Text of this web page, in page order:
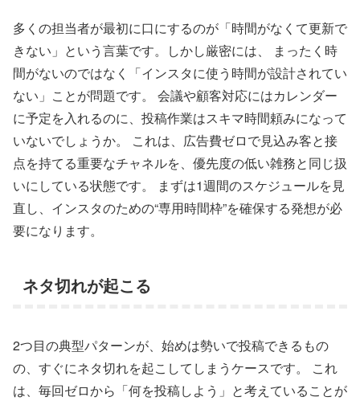
多くの担当者が最初に口にするのが「時間がなくて更新で
きない」という言葉です。しかし厳密には、 まったく時
間がないのではなく「インスタに使う時間が設計されてい
ない」ことが問題です。 会議や顧客対応にはカレンダー
に予定を入れるのに、投稿作業はスキマ時間頼みになって
いないでしょうか。 これは、広告費ゼロで見込み客と接
点を持てる重要なチャネルを、優先度の低い雑務と同じ扱
いにしている状態です。 まずは1週間のスケジュールを見
直し、インスタのための“専用時間枠”を確保する発想が必
要になります。
ネタ切れが起こる
2つ目の典型パターンが、始めは勢いで投稿できるもの
の、すぐにネタ切れを起こしてしまうケースです。 これ
は、毎回ゼロから「何を投稿しよう」と考えていることが